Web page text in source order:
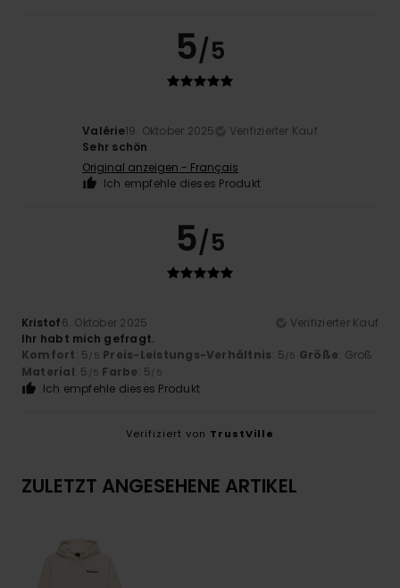
5/5
Valérie19. Oktober 2025
Verifizierter Kauf
Sehr schön
Original anzeigen - Français
Ich empfehle dieses Produkt
5/5
Kristof6. Oktober 2025
Verifizierter Kauf
Ihr habt mich gefragt.
Komfort: 5/5 Preis-Leistungs-Verhältnis: 5/5 Größe: Groß
Material: 5 /5 Farbe: 5/5
Ich empfehle dieses Produkt
Verifiziert von TrustVille
ZULETZT ANGESEHENE ARTIKEL